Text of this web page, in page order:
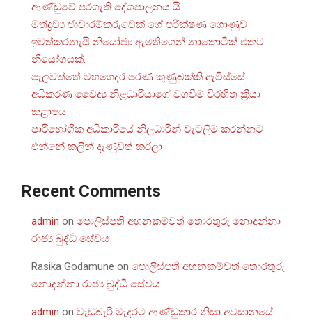
ආණ්ඩුවේ පරගැති දේශපාලනය යි.
මත්ද්‍රව්‍ය ජාවාරම්කරුවෙක් ගේ පරීක්ෂණ ගොණුව
ඉවත්කරනැයි නියෝජ්‍ය ඇමතිගෙන් නාකොටික් එකට
නියෝගයක්.
පැලවත්තේ මහගෙදර පරණ කුණුබක්කි ඇවිස්සේ
අධිකරණ වෛද්‍ය නිළධාරියාගේ වගවීම් විරහිත ක්‍රියා
කළාපය
පාරිභෝගික අධිකාරියේ නිලධාරින් වැටලීම් කරන්නට
එන්නේ කලින් දැණුවත් කරලා
Recent Comments
admin on පොලිස්පති අහනකම්වත් තොරතුරු නොදන්නා
රාජ්‍ය බුද්ධි සේවය
Rasika Godamune on පොලිස්පති අහනකම්වත් තොරතුරු
නොදන්නා රාජ්‍ය බුද්ධි සේවය
admin on වැඩබැරි මැදරට ආණ්ඩුකාර නිසා අවසානයේ